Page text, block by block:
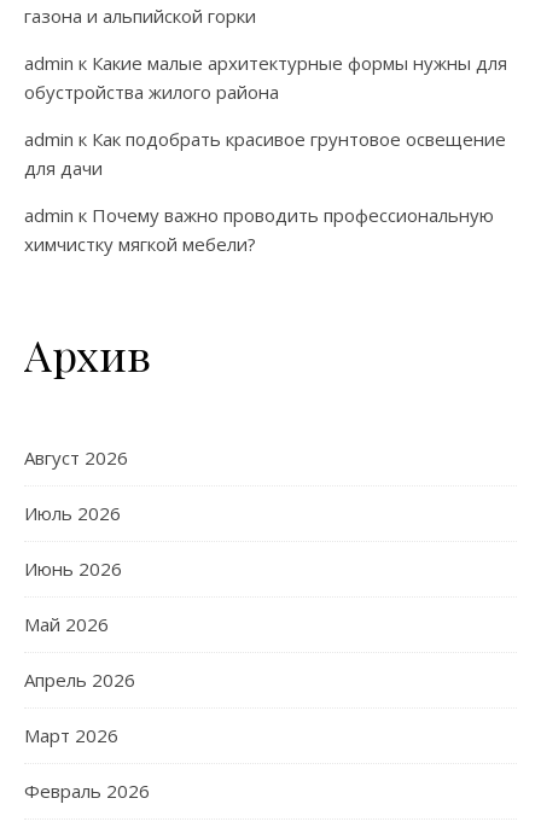
газона и альпийской горки
admin к Какие малые архитектурные формы нужны для
обустройства жилого района
admin к Как подобрать красивое грунтовое освещение
для дачи
admin к Почему важно проводить профессиональную
химчистку мягкой мебели?
Архив
Август 2026
Июль 2026
Июнь 2026
Май 2026
Апрель 2026
Март 2026
Февраль 2026